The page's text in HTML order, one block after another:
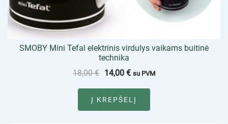
SMOBY Mini Tefal elektrinis virdulys vaikams buitinė
technika
18,00€ 14,00 € su PVM
Į KREPŠELĮ